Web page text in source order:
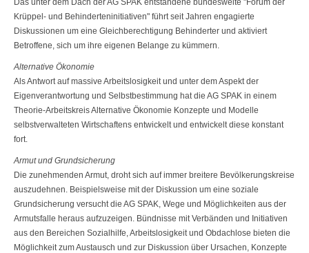
Das unter dem Dach der AG SPAK entstandene bundesweite "Forum der
Krüppel- und Behinderteninitiativen" führt seit Jahren engagierte
Diskussionen um eine Gleichberechtigung Behinderter und aktiviert
Betroffene, sich um ihre eigenen Belange zu kümmern.
Alternative Ökonomie
Als Antwort auf massive Arbeitslosigkeit und unter dem Aspekt der
Eigenver­antwortung und Selbstbestimmung hat die AG SPAK in einem
Theorie-Arbeits­kreis Alternative Ökonomie Konzepte und Modelle
selbstverwalteten Wirt­schaftens entwickelt und entwickelt diese konstant
fort.
Armut und Grundsicherung
Die zunehmenden Armut, droht sich auf immer breitere Bevölkerungskreise
auszudehnen. Beispielsweise mit der Diskussion um eine soziale
Grundsiche­rung versucht die AG SPAK, Wege und Möglichkeiten aus der
Armutsfalle heraus aufzuzeigen. Bündnisse mit Verbänden und Initiativen
aus den Bereichen Sozialhilfe, Arbeitslosigkeit und Obdachlose bieten die
Möglichkeit zum Aus­tausch und zur Diskussion über Ursachen, Konzepte